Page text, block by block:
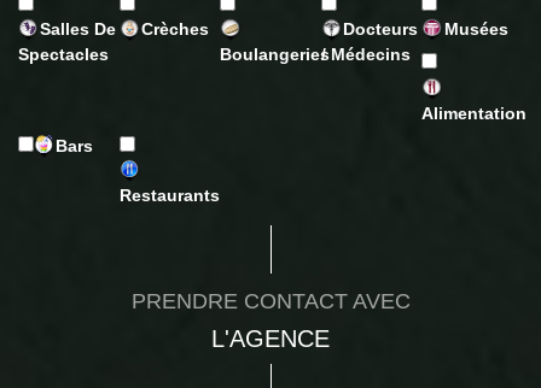
Salles De
Spectacles
Crèches
Boulangeries
Docteurs
/ Médecins
Musées
Alimentation
Bars
Restaurants
PRENDRE CONTACT AVEC
L'AGENCE